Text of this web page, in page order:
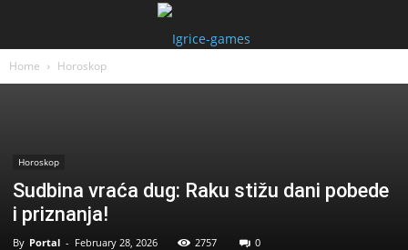
Home Horoskop
Horoskop
Sudbina vraća dug: Raku stižu dani pobede
i priznanja!
By Portal - February 28, 2026 2757 0